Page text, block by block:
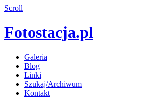
Scroll
Fotostacja.pl
Galeria
Blog
Linki
Szukaj/Archiwum
Kontakt